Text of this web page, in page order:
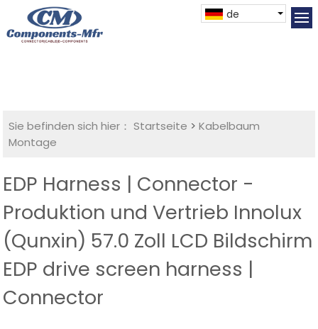
de
Sie befinden sich hier： Startseite >Kabelbaum
Montage
EDP Harness | Connector -
Produktion und Vertrieb Innolux
(Qunxin) 57.0 Zoll LCD Bildschirm
EDP drive screen harness |
Connector